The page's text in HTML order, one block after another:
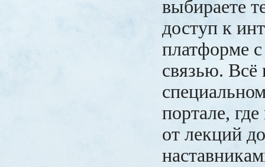
выбираете
доступ к
платформе
связью. Всё
портале,
от лекций